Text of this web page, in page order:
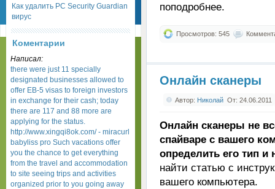
поподробнее.
Просмотров: 545
Онлайн сканеры
Автор: Николай От: 24.06.2011
Онлайн сканеры не
спайваре с вашего
определить его тип и
найти статью с
вашего компьютера.
Как удалить PC Security Guardian
вирус
Коментарии
Написал:
there were just 11 specially
designated businesses allowed to
offer EB-5 visas to foreign investors
in exchange for their cash; today
there are 117 and 88 more are
applying for the status.
http://www.xingqi8ok.com/ - miracurl
babyliss pro Such vacations offer
you the chance to get everything
from the travel and accommodation
to site seeing trips and activities
organized prior to you going away